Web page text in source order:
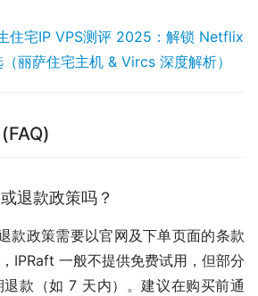
住宅IP VPS测评 2025：解锁 Netflix
丽萨住宅主机 & Vircs 深度解析）
退款政策吗？
款政策需要以官网及下单页面的条款
IPRaft 一般不提供免费试用，但部分
款（如 7 天内）。建议在购买前通